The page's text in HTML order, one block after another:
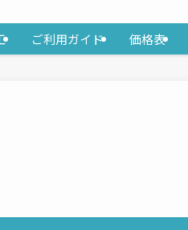
ご利用ガイド 価格表